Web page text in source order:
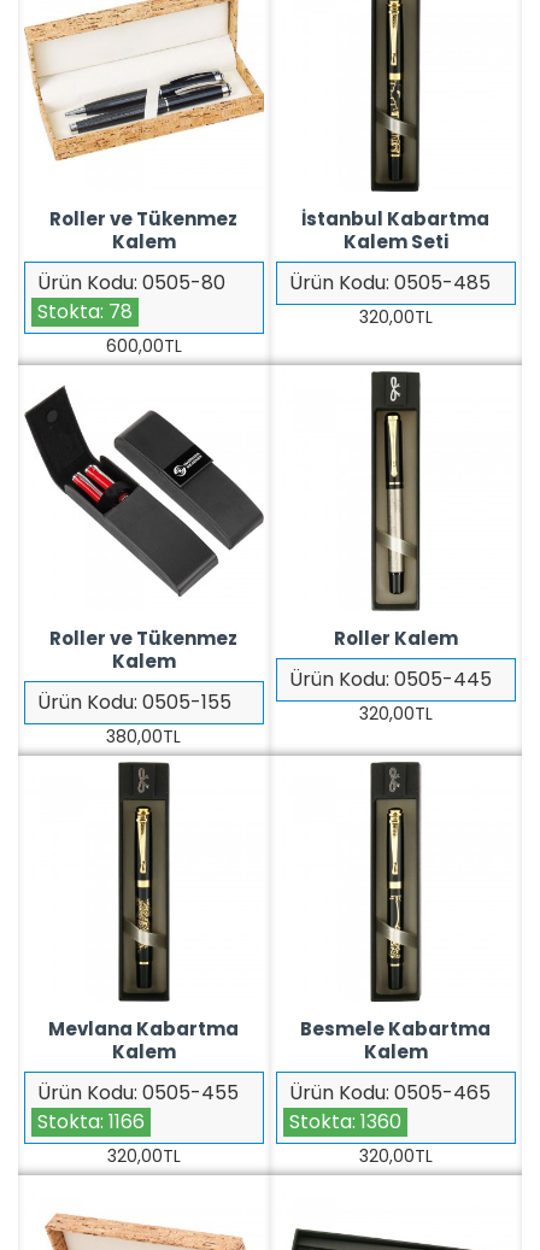
Ürün Kodu: 0505-80
Stokta: 78
Roller ve Tükenmez
Kalem
600,00TL
Ürün Kodu: 0505-485
İstanbul Kabartma
Kalem Seti
320,00TL
Ürün Kodu: 0505-155
Roller ve Tükenmez
Kalem
380,00TL
Ürün Kodu: 0505-445
Roller Kalem
320,00TL
Ürün Kodu: 0505-455
Stokta: 1166
Mevlana Kabartma
Kalem
320,00TL
Ürün Kodu: 0505-465
Stokta: 1360
Besmele Kabartma
Kalem
320,00TL